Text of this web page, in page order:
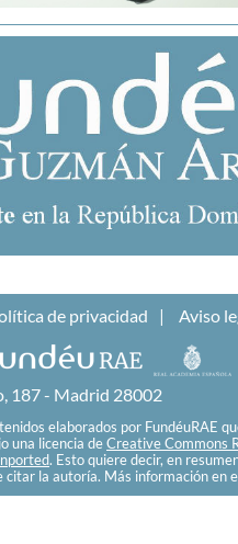
de privacidad Aviso
187 - Madrid 28002
elaborados por FundéuRAE
una licencia de Creative Commons
. Esto quiere decir, en
la autoría. Más información en